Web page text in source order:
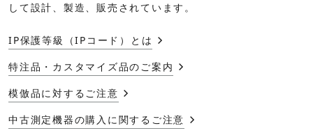
して設計、製造、販売されています。
IP保護等級（IPコード）とは
特注品・カスタマイズ品のご案内
模倣品に対するご注意
中古測定機器の購入に関するご注意